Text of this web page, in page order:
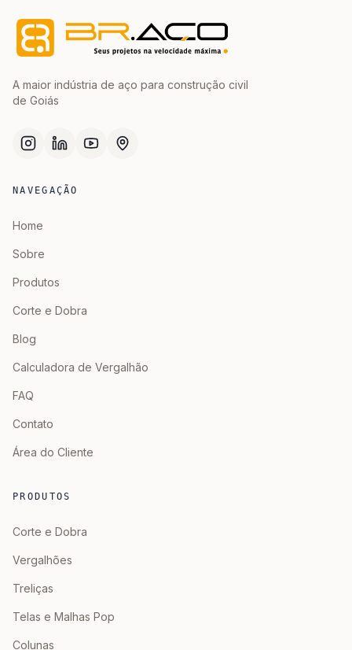
A maior indústria de aço para construção civil
de Goiás
NAVEGAÇÃO
Home
Sobre
Produtos
Corte e Dobra
Blog
Calculadora de Vergalhão
FAQ
Contato
Área do Cliente
PRODUTOS
Corte e Dobra
Vergalhões
Treliças
Telas e Malhas Pop
Colunas